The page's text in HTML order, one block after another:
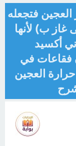
فتجعله
غاز ب) لأنها
أكسيد
فقاعات في
العجين